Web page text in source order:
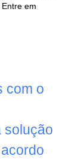
em
com o
solução